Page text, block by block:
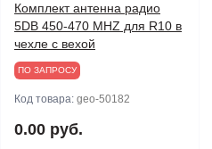
Комплект антенна радио
5DB 450-470 MHZ для R10 в
чехле с вехой
ПО ЗАПРОСУ
Код товара: geo-50182
0.00 руб.